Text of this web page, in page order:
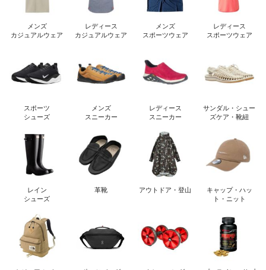
メンズ
カジュアルウェア
レディース
カジュアルウェア
メンズ
スポーツウェア
レディース
スポーツウェア
スポーツ
シューズ
メンズ
スニーカー
レディース
スニーカー
サンダル・シュー
ズケア・靴紐
レイン
シューズ
革靴 アウトドア・登山
キャップ・ハッ
ト・ニット